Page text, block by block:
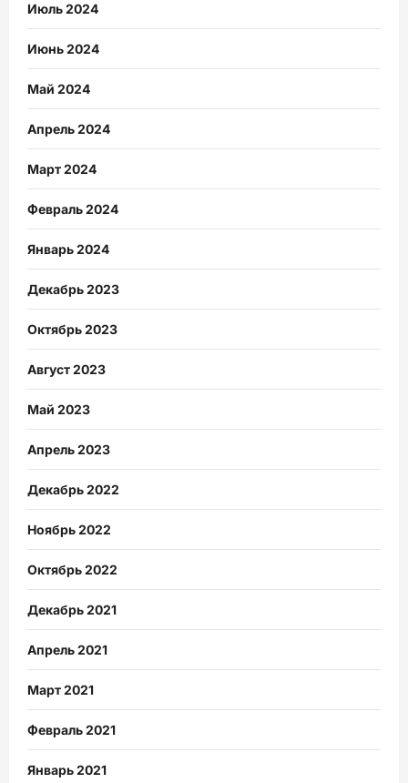
Июль 2024
Июнь 2024
Май 2024
Апрель 2024
Март 2024
Февраль 2024
Январь 2024
Декабрь 2023
Октябрь 2023
Август 2023
Май 2023
Апрель 2023
Декабрь 2022
Ноябрь 2022
Октябрь 2022
Декабрь 2021
Апрель 2021
Март 2021
Февраль 2021
Январь 2021